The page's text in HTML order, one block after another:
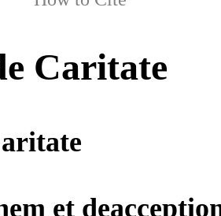
Caritate
et